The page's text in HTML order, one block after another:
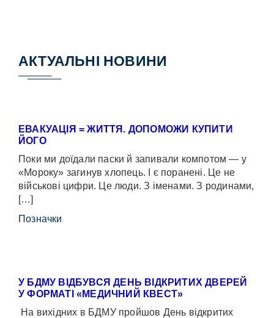
АКТУАЛЬНІ НОВИНИ
ЕВАКУАЦІЯ = ЖИТТЯ. ДОПОМОЖИ КУПИТИ
ЙОГО
Поки ми доїдали паски й запивали компотом — у
«Мороку» загинув хлопець. І є поранені. Це не
військові цифри. Це люди. З іменами. З родинами,
[…]
Позначки
У БДМУ ВІДБУВСЯ ДЕНЬ ВІДКРИТИХ ДВЕРЕЙ
У ФОРМАТІ «МЕДИЧНИЙ КВЕСТ»
На вихідних в БДМУ пройшов День відкритих